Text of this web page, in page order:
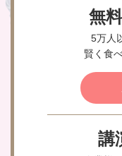
無
5万人
賢く食
講